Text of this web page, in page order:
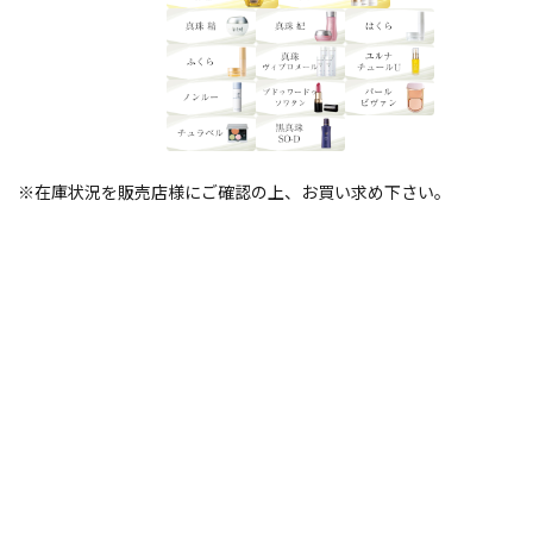
※在庫状況を販売店様にご確認の上、お買い求め下さい。